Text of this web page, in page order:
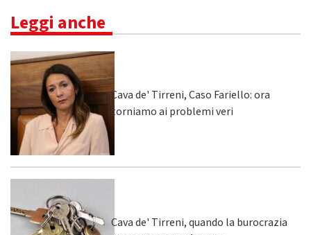
Leggi anche
Cava de' Tirreni, Caso Fariello: ora
torniamo ai problemi veri
Cava de' Tirreni, quando la burocrazia